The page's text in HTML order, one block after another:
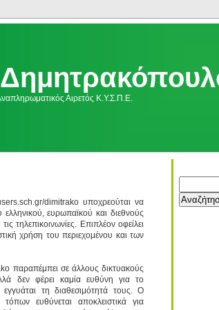
Αιρετός Κ.Υ.Σ.Π.Ε.
dimitrako υποχρεούται να
ελληνικού, ευρωπαϊκού και διεθνούς
τηλεπικοινωνίες. Επιπλέον οφείλει
χρήση του περιεχομένου και των
παραπέμπει σε άλλους δικτυακούς
δεν φέρει καμία ευθύνη για το
τη διαθεσιμότητά τους. Ο
ευθύνεται αποκλειστικά για